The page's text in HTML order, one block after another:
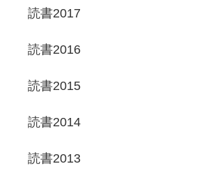
読書2017
読書2016
読書2015
読書2014
読書2013